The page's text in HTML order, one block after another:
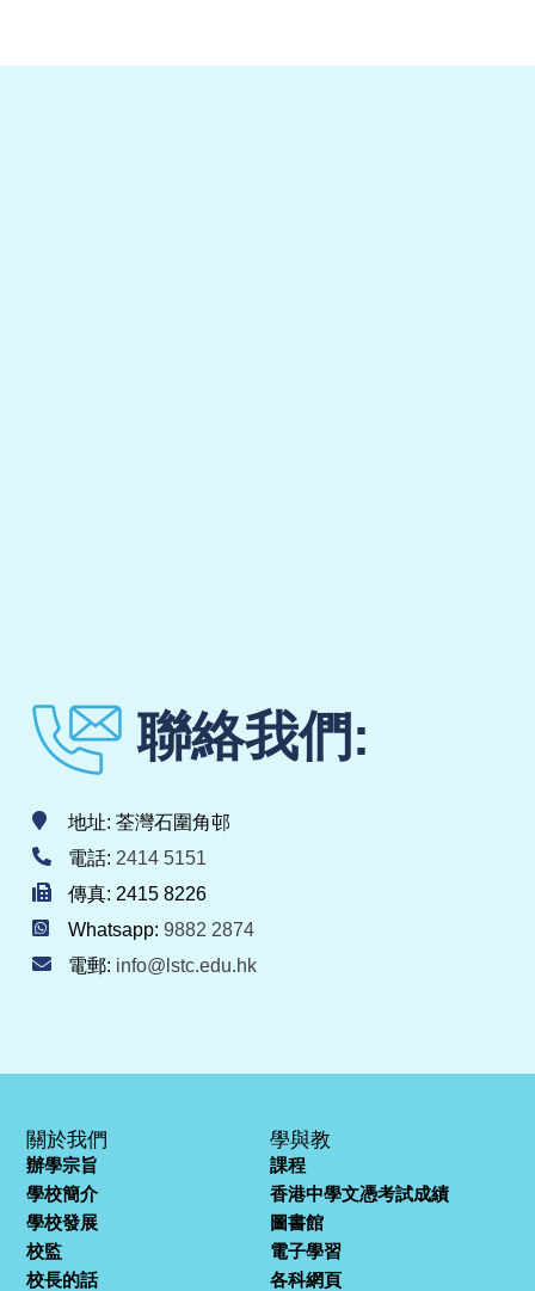
聯絡我們:
地址: 荃灣石圍角邨
電話: 2414 5151
傳真: 2415 8226
Whatsapp: 9882 2874
電郵: info@lstc.edu.hk
關於我們
辦學宗旨
學校簡介
學校發展
校監
校長的話
學與教
課程
香港中學文憑考試成績
圖書館
電子學習
各科網頁